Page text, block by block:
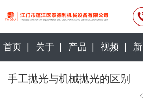
首页 | 关于 | 产品 | 视频 |
手工抛光与机械抛光的区别